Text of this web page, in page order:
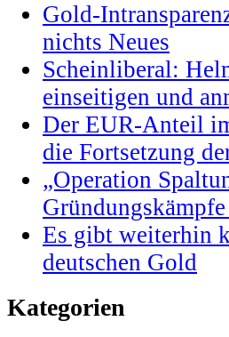
Gold-
nichts Neues
Scheinliberal:
einseitigen und
Der EUR-Anteil
die Fortsetzung
„Operation
Es gibt weiterhin
deutschen Gold
Kategorien